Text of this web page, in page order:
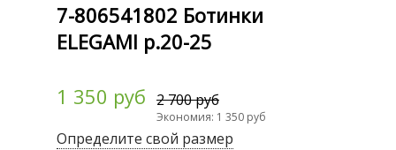
7-806541802 Ботинки
ELEGAMI р.20-25
1 350 руб 2 700 руб
Экономия: 1 350 руб
Определите свой размер